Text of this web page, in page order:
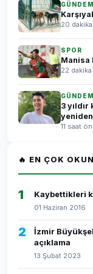
GÜNDEM
20
SPOR
Manisa
22
GÜNDEM
3 yıldır
11 saat
🔥 EN ÇOK
1 Kaybettikleri
01 Haziran 2016
2
İzmir
açıklama
13 Şubat 2023